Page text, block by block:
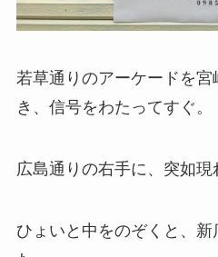
若草通りのアーケードを
き、信号をわたってすぐ。
広島通りの右手に、突如現
ひょいと中をのぞくと、